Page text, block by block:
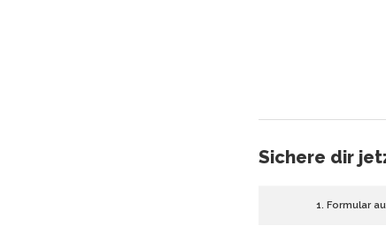
Sichere dir
1. Formular